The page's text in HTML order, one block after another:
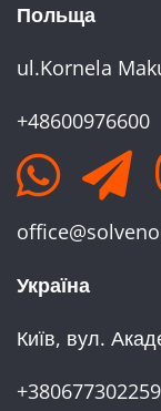
Польща
ul.Kornela
+48600976600
Україна
Київ, вул.
+380677302259